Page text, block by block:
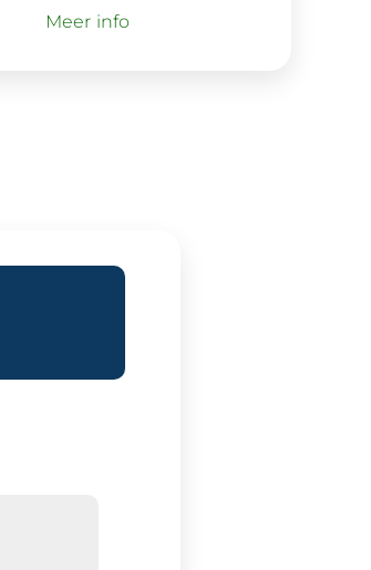
Meer info